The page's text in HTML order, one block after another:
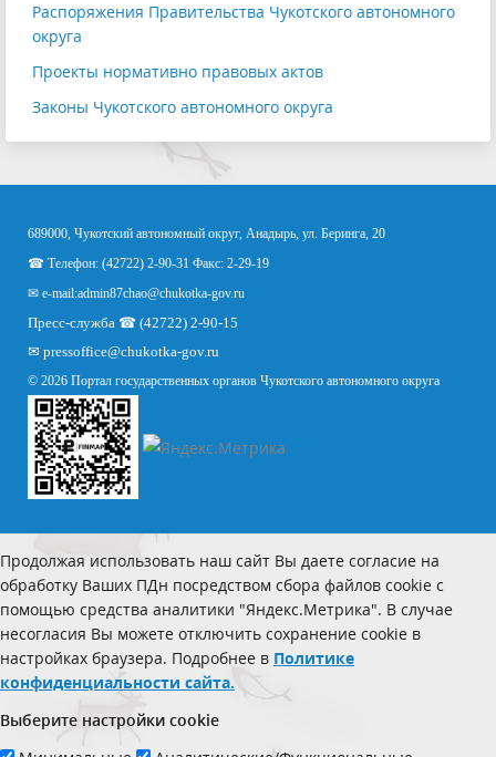
Распоряжения Правительства Чукотского автономного
округа
Проекты нормативно правовых актов
Законы Чукотского автономного округа
689000, Чукотский автономный округ, Анадырь, ул. Беринга, 20
☎ Телефон: (42722) 2-90-31 Факс: 2-29-19
✉ e-mail:admin87chao@chukotka-gov.ru
Пресс-служба ☎ (42722) 2-90-15
✉ pressoffice@chukotka-gov.ru
© 2026 Портал государственных органов Чукотского автономного округа
Продолжая использовать наш сайт Вы даете согласие на
обработку Ваших ПДн посредством сбора файлов cookie с
помощью средства аналитики "Яндекс.Метрика". В случае
несогласия Вы можете отключить сохранение cookie в
настройках браузера. Подробнее в Политике
конфиденциальности сайта.
Выберите настройки cookie